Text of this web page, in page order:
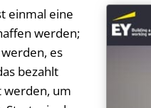
einmal eine
werden;
es
bezahlt
werden, um